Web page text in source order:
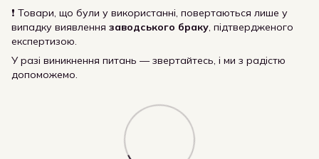
❗ Товари, що були у використанні, повертаються лише у
випадку виявлення заводського браку, підтвердженого
експертизою.
У разі виникнення питань — звертайтесь, і ми з радістю
допоможемо.